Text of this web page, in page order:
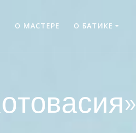
О МАСТЕРЕ О БАТИКЕ